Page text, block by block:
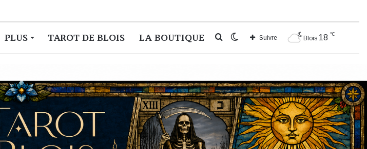
PLUS TAROT DE BLOIS LA BOUTIQUE Blois 18 ℃
Suivre
Switch
Rechercher